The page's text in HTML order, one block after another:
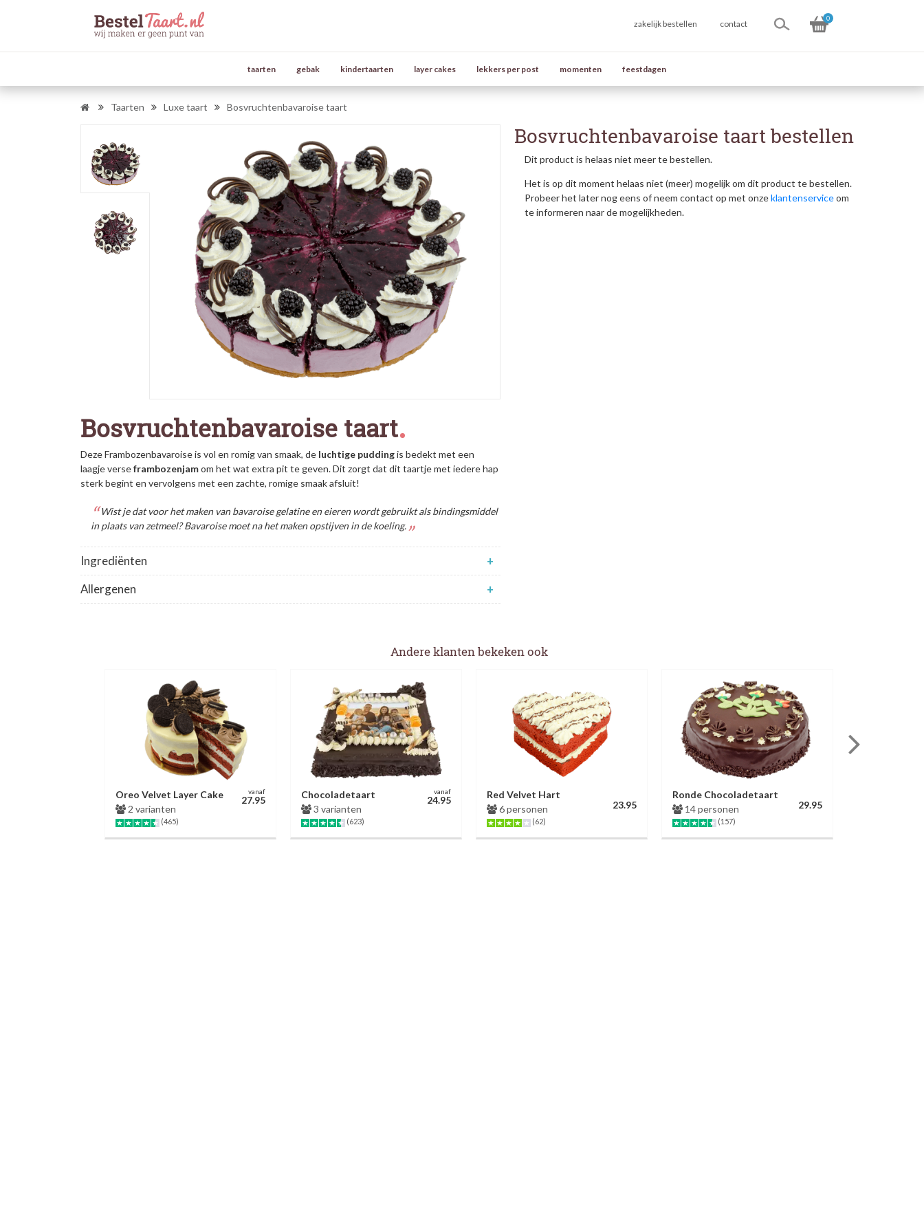
zakelijk bestellen contact
0
taarten gebak kindertaarten layer cakes lekkers per post momenten feestdagen
Taarten Luxe taart Bosvruchtenbavaroise taart
Bosvruchtenbavaroise taart bestellen
Dit product is helaas niet meer te bestellen.
Het is op dit moment helaas niet (meer) mogelijk om dit product te bestellen.
Probeer het later nog eens of neem contact op met onzeklantenserviceom
te informeren naar de mogelijkheden.
Bosvruchtenbavaroise taart
Deze Frambozenbavaroiseis vol en romig van smaak, de luchtige puddingis bedekt met een
laagje verseframbozenjamom het wat extra pit te geven. Dit zorgt dat dit taartje met iedere hap
sterkbegint en vervolgens met een zachte, romige smaak afsluit!
Ingrediënten
+
Allergenen
+
Wist je dat voor het maken van bavaroise gelatine en eieren wordt gebruikt als bindingsmiddel
in plaats van zetmeel? Bavaroise moet na het maken opstijven in de koeling.
Andere klanten bekeken ook
Oreo Velvet Layer Cake
2 varianten
(465)
vanaf
27.95
Chocoladetaart
3 varianten
(623)
vanaf
24.95
Red Velvet Hart
6 personen
(62)
23.95
Ronde Chocoladetaart
14 personen
(157)
29.95